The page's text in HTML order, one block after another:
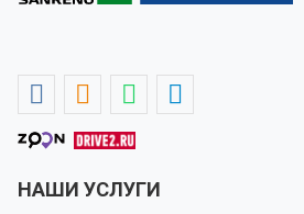
НАШИ УСЛУГИ